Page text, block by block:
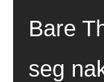
Bare
seg